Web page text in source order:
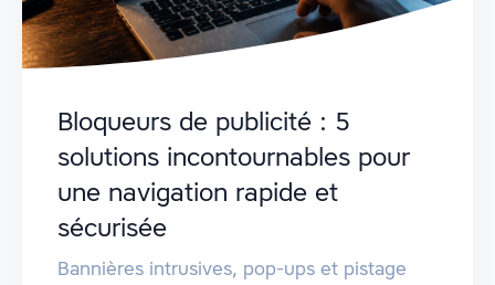
Bloqueurs de publicité : 5
solutions incontournables pour
une navigation rapide et
sécurisée
Bannières intrusives, pop-ups et pistage